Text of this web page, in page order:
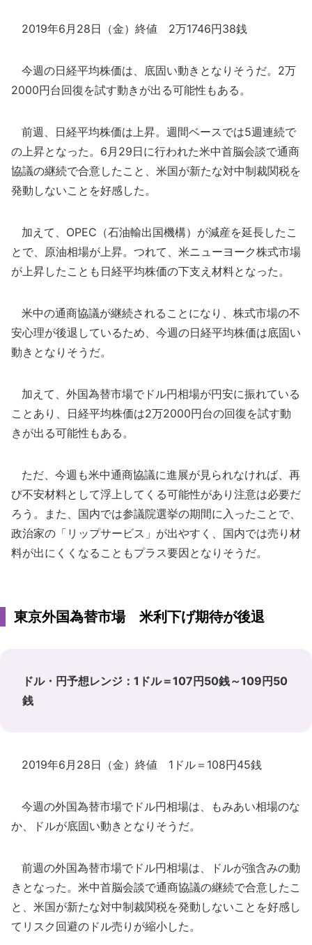
2019年6月28日（金）終値 2万1746円38銭
今週の日経平均株価は、底固い動きとなりそうだ。2万
2000円台回復を試す動きが出る可能性もある。
前週、日経平均株価は上昇。週間ベースでは5週連続で
の上昇となった。6月29日に行われた米中首脳会談で通商
協議の継続で合意したこと、米国が新たな対中制裁関税を
発動しないことを好感した。
加えて、OPEC（石油輸出国機構）が減産を延長したこ
とで、原油相場が上昇。つれて、米ニューヨーク株式市場
が上昇したことも日経平均株価の下支え材料となった。
米中の通商協議が継続されることになり、株式市場の不
安心理が後退しているため、今週の日経平均株価は底固い
動きとなりそうだ。
加えて、外国為替市場でドル円相場が円安に振れている
ことあり、日経平均株価は2万2000円台の回復を試す動
きが出る可能性もある。
ただ、今週も米中通商協議に進展が見られなければ、再
び不安材料として浮上してくる可能性があり注意は必要だ
ろう。また、国内では参議院選挙の期間に入ったことで、
政治家の「リップサービス」が出やすく、国内では売り材
料が出にくくなることもプラス要因となりそうだ。
東京外国為替市場 米利下げ期待が後退
ドル・円予想レンジ：1ドル＝107円50銭～109円50
銭
2019年6月28日（金）終値 1ドル＝108円45銭
今週の外国為替市場でドル円相場は、もみあい相場のな
か、ドルが底固い動きとなりそうだ。
前週の外国為替市場でドル円相場は、ドルが強含みの動
きとなった。米中首脳会談で通商協議の継続で合意したこ
と、米国が新たな対中制裁関税を発動しないことを好感し
てリスク回避のドル売りが縮小した。